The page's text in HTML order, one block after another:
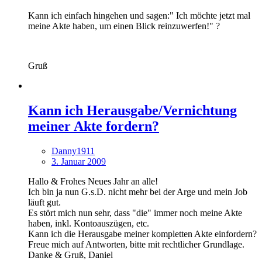
Kann ich einfach hingehen und sagen:" Ich möchte jetzt mal
meine Akte haben, um einen Blick reinzuwerfen!" ?
Gruß
Kann ich Herausgabe/Vernichtung
meiner Akte fordern?
Danny1911
3. Januar 2009
Hallo & Frohes Neues Jahr an alle!
Ich bin ja nun G.s.D. nicht mehr bei der Arge und mein Job
läuft gut.
Es stört mich nun sehr, dass "die" immer noch meine Akte
haben, inkl. Kontoauszügen, etc.
Kann ich die Herausgabe meiner kompletten Akte einfordern?
Freue mich auf Antworten, bitte mit rechtlicher Grundlage.
Danke & Gruß, Daniel